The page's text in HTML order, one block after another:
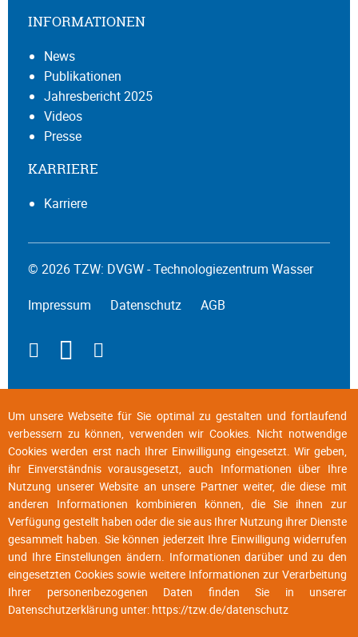
INFORMATIONEN
News
Publikationen
Jahresbericht 2025
Videos
Presse
KARRIERE
Karriere
© 2026 TZW: DVGW - Technologiezentrum Wasser
Impressum Datenschutz AGB
Um unsere Webseite für Sie optimal zu gestalten und fortlaufend
verbessern zu können, verwenden wir Cookies. Nicht notwendige
Cookies werden erst nach Ihrer Einwilligung eingesetzt. Wir geben,
ihr Einverständnis vorausgesetzt, auch Informationen über Ihre
Nutzung unserer Website an unsere Partner weiter, die diese mit
anderen Informationen kombinieren können, die Sie ihnen zur
Verfügung gestellt haben oder die sie aus Ihrer Nutzung ihrer Dienste
gesammelt haben. Sie können jederzeit Ihre Einwilligung widerrufen
und Ihre Einstellungen ändern. Informationen darüber und zu den
eingesetzten Cookies sowie weitere Informationen zur Verarbeitung
Ihrer personenbezogenen Daten finden Sie in unserer
Datenschutzerklärung unter: https://tzw.de/datenschutz